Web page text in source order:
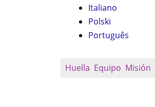
Italiano
Polski
Português
Huella Equipo Misión